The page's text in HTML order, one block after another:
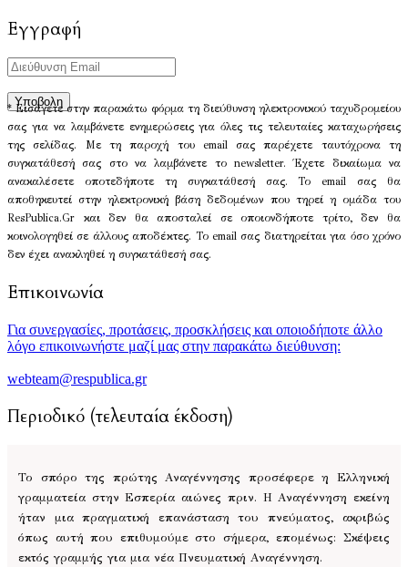
Εγγραφή
* Εισάγετε στην παρακάτω φόρμα τη διεύθυνση ηλεκτρονικού ταχυδρομείου
σας για να λαμβάνετε ενημερώσεις για όλες τις τελευταίες καταχωρήσεις
της σελίδας. Με τη παροχή του email σας παρέχετε ταυτόχρονα τη
συγκατάθεσή σας στο να λαμβάνετε το newsletter. Έχετε δικαίωμα να
ανακαλέσετε οποτεδήποτε τη συγκατάθεσή σας. Το email σας θα
αποθηκευτεί στην ηλεκτρονική βάση δεδομένων που τηρεί η ομάδα του
ResPublica.Gr και δεν θα αποσταλεί σε οποιονδήποτε τρίτο, δεν θα
κοινολογηθεί σε άλλους αποδέκτες. Το email σας διατηρείται για όσο χρόνο
δεν έχει ανακληθεί η συγκατάθεσή σας.
Επικοινωνία
Για συνεργασίες, προτάσεις, προσκλήσεις και οποιοδήποτε άλλο
λόγο επικοινωνήστε μαζί μας στην παρακάτω διεύθυνση:
webteam@respublica.gr
Περιοδικό (τελευταία έκδοση)
Το σπόρο της πρώτης Αναγέννησης προσέφερε η Ελληνική
γραμματεία στην Εσπερία αιώνες πριν. Η Αναγέννηση εκείνη
ήταν μια πραγματική επανάσταση του πνεύματος, ακριβώς
όπως αυτή που επιθυμούμε στο σήμερα, επομένως: Σκέψεις
εκτός γραμμής για μια νέα Πνευματική Αναγέννηση.